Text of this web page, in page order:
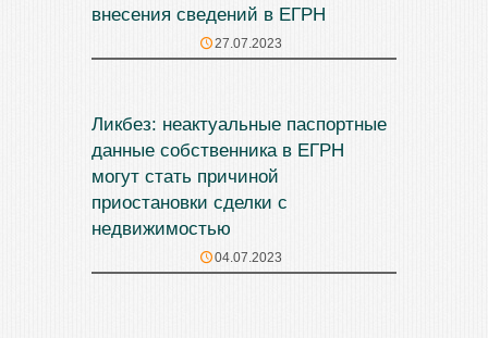
внесения сведений в ЕГРН
27.07.2023
Ликбез: неактуальные паспортные
данные собственника в ЕГРН
могут стать причиной
приостановки сделки с
недвижимостью
04.07.2023